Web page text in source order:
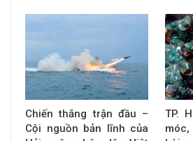
Chiến thắng trận đầu –
Cội nguồn bản lĩnh của
TP.